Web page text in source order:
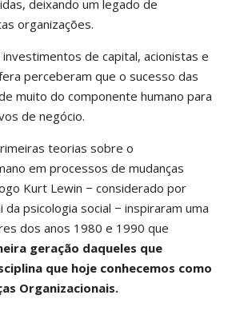
deixando um legado de
organizações.
de capital, acionistas e
perceberam que o sucesso das
muito do componente humano para
de negócio.
teorias sobre o
em processos de mudanças
Kurt Lewin − considerado por
psicologia social − inspiraram uma
dos anos 1980 e 1990 que
geração daqueles que
que hoje conhecemos como
Organizacionais.